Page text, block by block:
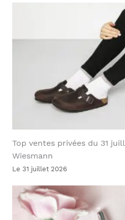
Top ventes privées du 31
Wiesmann
Le 31 juillet 2026